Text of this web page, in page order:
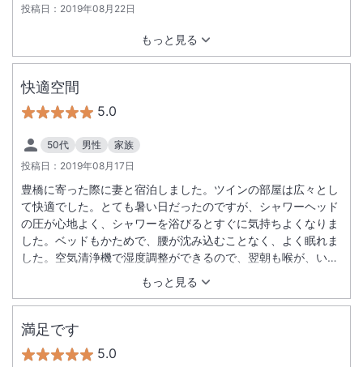
投稿日： 2019年08月22日
もっと見る
快適空間
5.0
50代 男性
家族
投稿日： 2019年08月17日
もっと見る
豊橋に寄った際に妻と宿泊しました。ツインの部屋は広々とし
て快適でした。とても暑い日だったのですが、シャワーヘッド
の圧が心地よく、シャワーを浴びるとすぐに気持ちよくなりま
した。ベッドもかためで、腰が沈み込むことなく、よく眠れま
した。空気清浄機で湿度調整ができるので、翌朝も喉が、いが
いがしません。朝食もパン食の人は満足できる量と豪華さでし
満足です
5.0